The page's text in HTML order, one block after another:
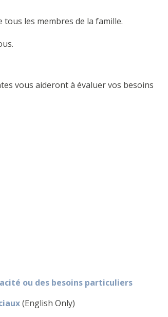
les membres de la famille.
vous aideront à évaluer vos besoins
ou des besoins particuliers
(English Only)